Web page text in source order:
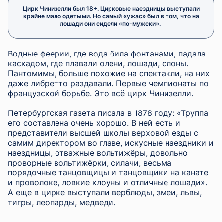
Цирк Чинизелли был 18+. Цирковые наездницы выступали
крайне мало одетыми. Но самый «ужас» был в том, что на
лошади они сидели «по-мужски».
Водные феерии, где вода била фонтанами, падала
каскадом, где плавали олени, лошади, слоны.
Пантомимы, больше похожие на спектакли, на них
даже либретто раздавали. Первые чемпионаты по
французской борьбе. Это всё цирк Чинизелли.
Петербургская газета писала в 1878 году: «Труппа
его составлена очень хорошо. В ней есть и
представители высшей школы верховой езды с
самим директором во главе, искусные наездники и
наездницы, отважные вольтижёры, довольно
проворные вольтижёрки, силачи, весьма
порядочные танцовщицы и танцовщики на канате
и проволоке, ловкие клоуны и отличные лошади».
А еще в цирке выступали верблюды, змеи, львы,
тигры, леопарды, медведи.